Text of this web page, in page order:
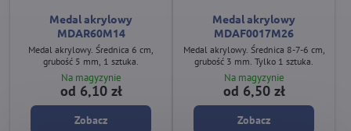
Medal akrylowy
MDAR60M14
Medal akrylowy. Średnica 6 cm,
grubość 5 mm, 1 sztuka.
Na magyzynie
od 6,10 zł
Zobacz
Medal akrylowy
MDAF0017M26
Medal akrylowy. Średnica 8-7-6 cm,
grubość 3 mm. Tylko 1 sztuka.
Na magyzynie
od 6,50 zł
Zobacz